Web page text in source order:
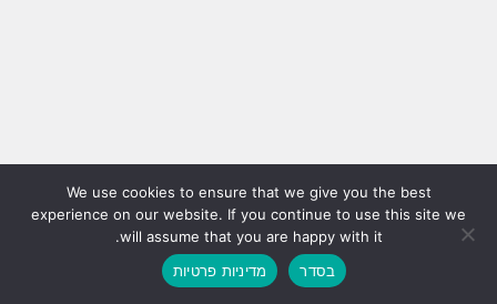
We use cookies to ensure that we give you the best
experience on our website. If you continue to use this site we
will assume that you are happy with it.
בסדר
מדיניות פרטיות